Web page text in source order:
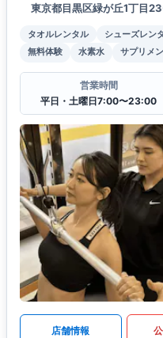
東京都目黒区緑が丘1丁目
タオルレンタル シューズレン
無料体験
水素水 サプリメ
営業時間
平日・土曜日7:00〜23:00
店舗情報